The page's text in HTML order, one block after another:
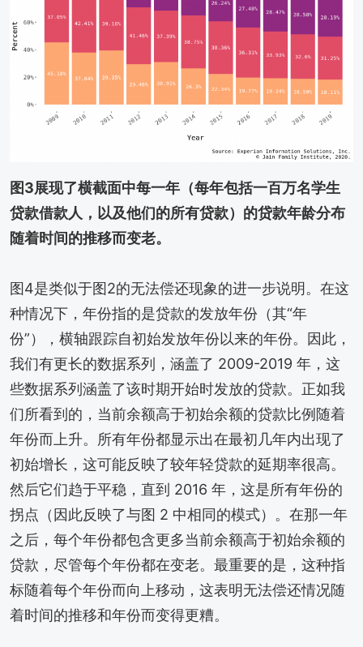
图3展现了横截面中每一年（每年包括一百万名学生
贷款借款人，以及他们的所有贷款）的贷款年龄分布
随着时间的推移而变老。
图4是类似于图2的无法偿还现象的进一步说明。在这
种情况下，年份指的是贷款的发放年份（其“年
份”），横轴跟踪自初始发放年份以来的年份。因此，
我们有更长的数据系列，涵盖了 2009-2019 年，这
些数据系列涵盖了该时期开始时发放的贷款。正如我
们所看到的，当前余额高于初始余额的贷款比例随着
年份而上升。所有年份都显示出在最初几年内出现了
初始增长，这可能反映了较年轻贷款的延期率很高。
然后它们趋于平稳，直到 2016 年，这是所有年份的
拐点（因此反映了与图 2 中相同的模式）。在那一年
之后，每个年份都包含更多当前余额高于初始余额的
贷款，尽管每个年份都在变老。最重要的是，这种指
标随着每个年份而向上移动，这表明无法偿还情况随
着时间的推移和年份而变得更糟。